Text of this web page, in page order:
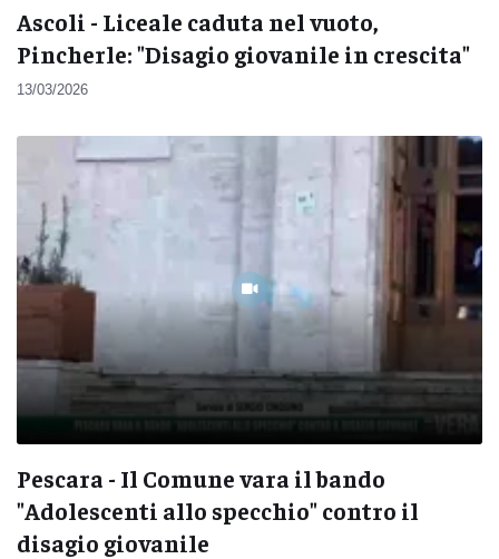
Ascoli - Liceale caduta nel vuoto,
Pincherle: "Disagio giovanile in crescita"
13/03/2026
Pescara - Il Comune vara il bando
"Adolescenti allo specchio" contro il
disagio giovanile